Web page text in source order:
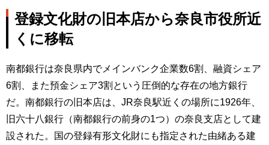
登録文化財の旧本店から奈良市役所近
くに移転
南都銀行は奈良県内でメインバンク企業数6割、融資シェア
6割、また預金シェア3割という圧倒的な存在の地方銀行
だ。南都銀行の旧本店は、JR奈良駅近くの場所に1926年、
旧六十八銀行（南都銀行の前身の1つ）の奈良支店として建
設された。国の登録有形文化財にも指定された由緒ある建